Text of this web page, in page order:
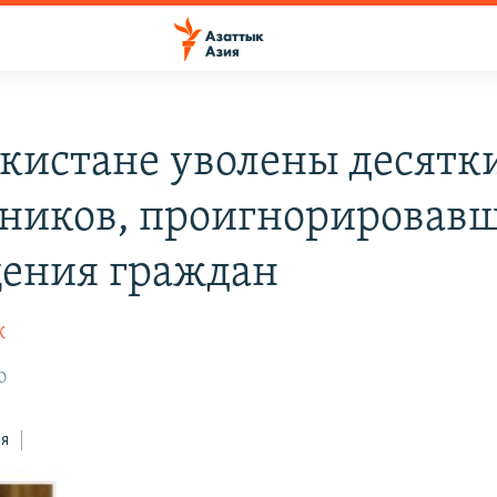
уволены
граждан